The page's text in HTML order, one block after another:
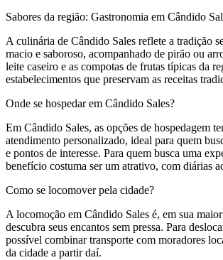
Sabores da região: Gastronomia em Cândido
A culinária de Cândido Sales reflete a tradição
macio e saboroso, acompanhado de pirão ou
leite caseiro e as compotas de frutas típicas da
estabelecimentos que preservam as receitas
Onde se hospedar em Cândido Sales?
Em Cândido Sales, as opções de hospedagem
atendimento personalizado, ideal para quem
e pontos de interesse. Para quem busca uma
benefício costuma ser um atrativo, com diárias
Como se locomover pela cidade?
A locomoção em Cândido Sales é, em sua
descubra seus encantos sem pressa. Para
possível combinar transporte com moradores
da cidade a partir daí.